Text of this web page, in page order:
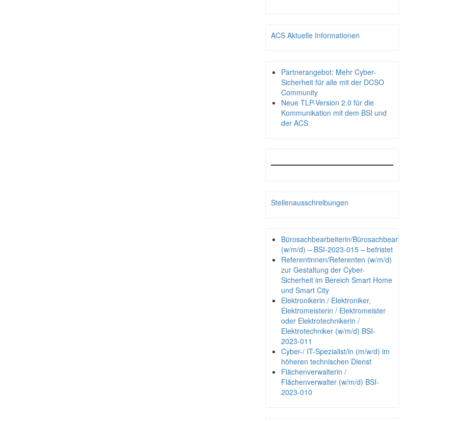
ACS Aktuelle Informationen
Partnerangebot: Mehr Cyber-
Sicherheit für alle mit der DCSO
Community
Neue TLP-Version 2.0 für die
Kommunikation mit dem BSI und
der ACS
Stellenausschreibungen
Bürosachbearbeiterin/Bürosachbearbeiter
(w/m/d) – BSI-2023-015 – befristet
Referentinnen/Referenten (w/m/d)
zur Gestaltung der Cyber-
Sicherheit im Bereich Smart Home
und Smart City
Elektronikerin / Elektroniker,
Elektromeisterin / Elektromeister
oder Elektrotechnikerin /
Elektrotechniker (w/m/d) BSI-
2023-011
Cyber-/ IT-Spezialist/in (m/w/d) im
höheren technischen Dienst
Flächenverwalterin /
Flächenverwalter (w/m/d) BSI-
2023-010